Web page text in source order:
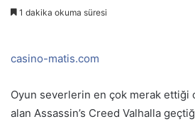
1 dakika okuma süresi
casino-matis.com
Oyun severlerin en çok merak ettiği
alan Assassin’s Creed Valhalla